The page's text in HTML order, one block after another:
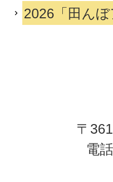
2026「田ん
〒
電